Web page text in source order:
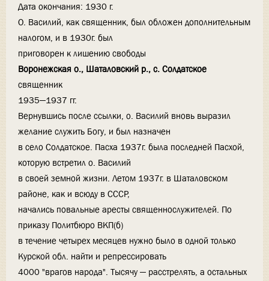
Дата окончания: 1930 г.
О. Василий, как священник, был обложен дополнительным
налогом, и в 1930г. был
приговорен к лишению свободы
Воронежская о., Шаталовский р., с. Солдатское
священник
1935—1937 гг.
Вернувшись после ссылки, о. Василий вновь выразил
желание служить Богу, и был назначен
в село Солдатское. Пасха 1937г. была последней Пасхой,
которую встретил о. Василий
в своей земной жизни. Летом 1937г. в Шаталовском
районе, как и всюду в СССР,
начались повальные аресты священнослужителей. По
приказу Политбюро ВКП(б)
в течение четырех месяцев нужно было в одной только
Курской обл. найти и репрессировать
4000 "врагов народа". Тысячу — расстрелять, а остальных